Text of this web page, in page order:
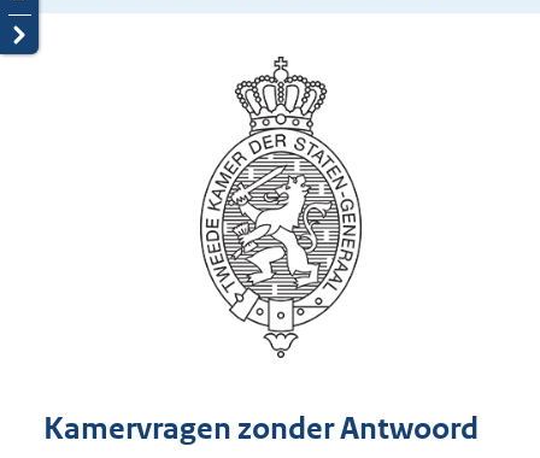
Kamervragen zonder Antwoord